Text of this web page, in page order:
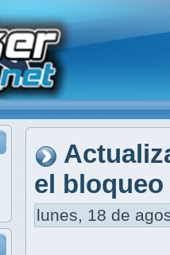
el bloqueo
lunes, 18 de